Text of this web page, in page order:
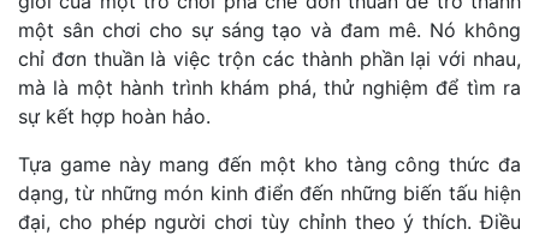
một sân chơi cho sự sáng tạo và đam mê. Nó không
chỉ đơn thuần là việc trộn các thành phần lại với nhau,
mà là một hành trình khám phá, thử nghiệm để tìm ra
sự kết hợp hoàn hảo.
Tựa game này mang đến một kho tàng công thức đa
dạng, từ những món kinh điển đến những biến tấu hiện
đại, cho phép người chơi tùy chỉnh theo ý thích. Điều